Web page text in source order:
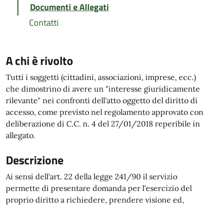
Documenti e Allegati
Contatti
A chi è rivolto
Tutti i soggetti (cittadini, associazioni, imprese, ecc.)
che dimostrino di avere un "interesse giuridicamente
rilevante" nei confronti dell'atto oggetto del diritto di
accesso, come previsto nel regolamento approvato con
deliberazione di C.C. n. 4 del 27/01/2018 reperibile in
allegato.
Descrizione
Ai sensi dell'art. 22 della legge 241/90 il servizio
permette di presentare domanda per l'esercizio del
proprio diritto a richiedere, prendere visione ed,